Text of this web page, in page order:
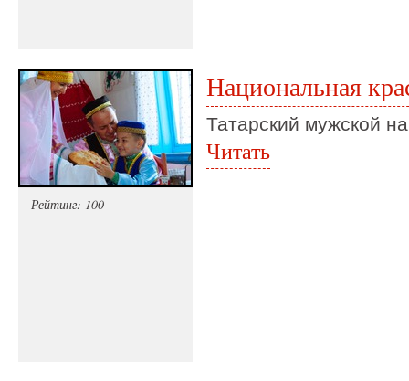
Рейтинг: 100
Национальная
Татарский мужской
Читать